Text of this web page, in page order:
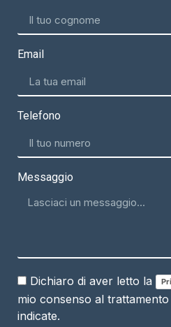
Email
Telefono
Messaggio
Dichiaro di aver letto la
mio consenso al
indicate.